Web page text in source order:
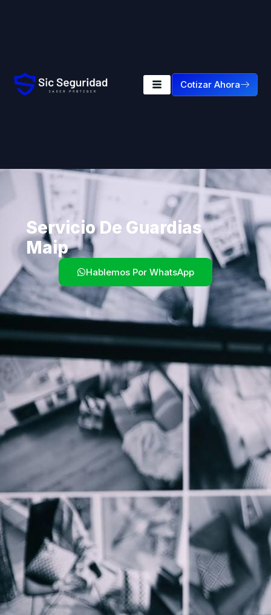
Cotizar Ahora
Servicio De Guardias
Maip
Hablemos Por WhatsApp